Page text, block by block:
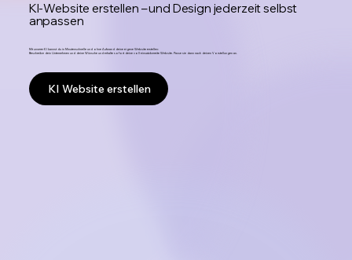
KI-Website erstellen – und Design jederzeit selbst
anpassen
Mit unserer KI kannst du in Minutenschnelle und ohne Aufwand deine eigene Website erstellen:
Beschreibe dein Unternehmen und deine Wünsche und erhalte sofort deine voll einsatzbereite Website. Passe sie dann nach deinen Vorstellungen an.
KI Website erstellen